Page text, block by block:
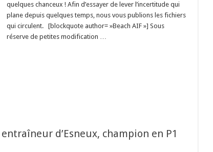
quelques chanceux ! Afin d’essayer de lever l’incertitude qui
plane depuis quelques temps, nous vous publions les fichiers
qui circulent. [blockquote author= »Beach AIF »] Sous
réserve de petites modification …
d’Esneux, champion en P1